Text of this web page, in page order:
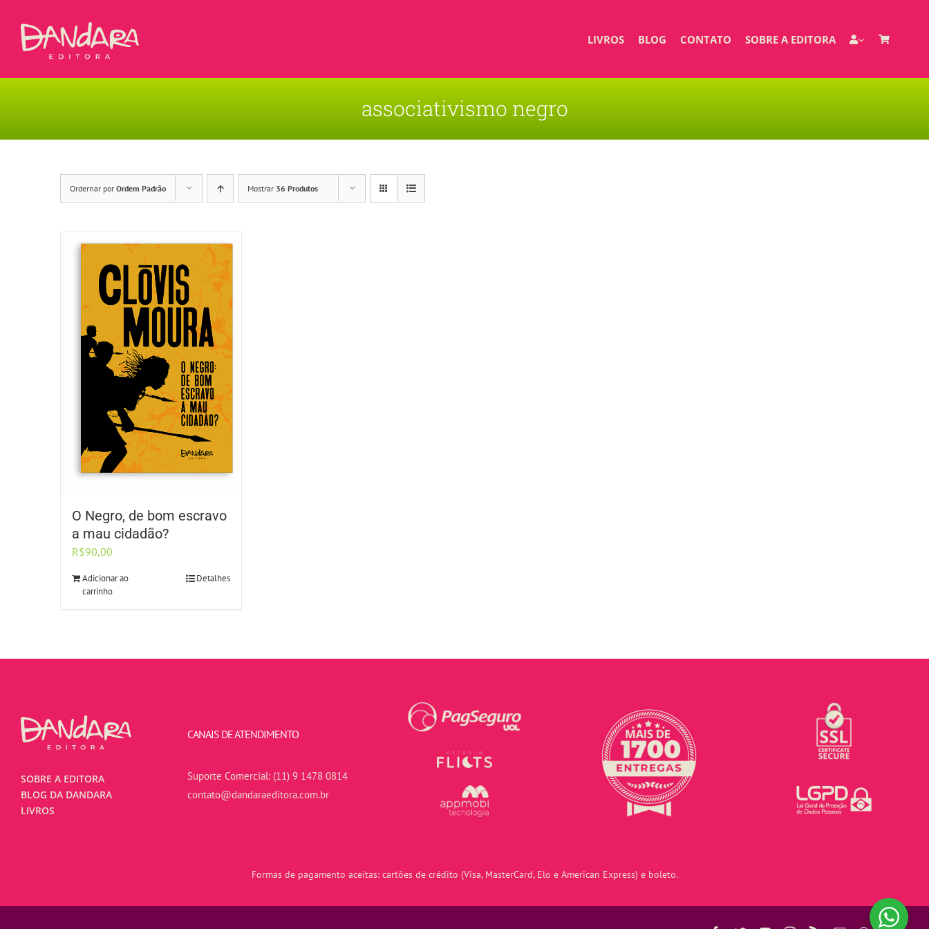
LIVROS BLOG CONTATO SOBRE A EDITORA
associativismo negro
Ordernar por Ordem Padrão Mostrar 36 Produtos
O Negro, de bom escravo
a mau cidadão?
R$90,00
Adicionar ao
carrinho
Detalhes
SOBRE A EDITORA
BLOG DA DANDARA
LIVROS
CANAIS DE ATENDIMENTO
Suporte Comercial: (11) 9 1478 0814
contato@dandaraeditora.com.br
Formas de pagamento aceitas: cartões de crédito (Visa, MasterCard, Elo e American Express) e boleto.